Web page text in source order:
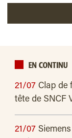
EN CONTINU
21/07 Clap de
tête de SNCF
21/07